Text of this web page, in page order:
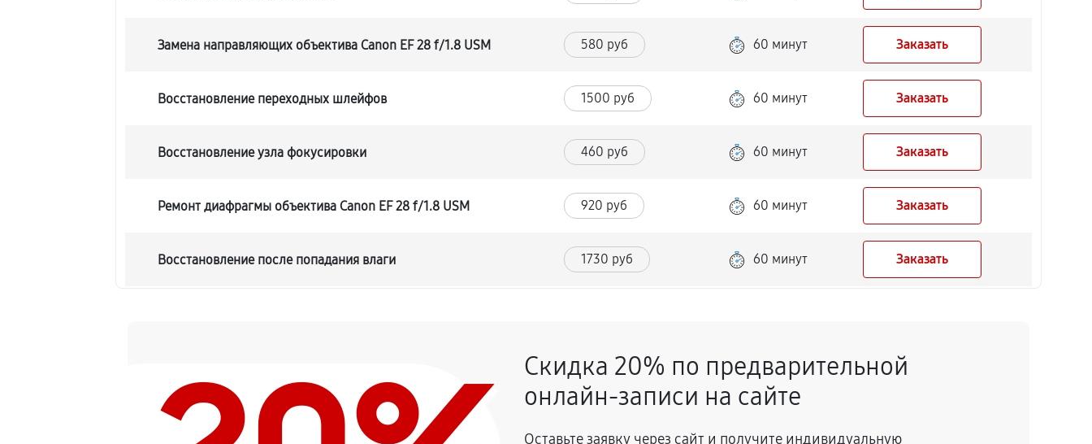
Замена направляющих объектива Canon EF 28 f/1.8 USM 580 руб 60 минут Заказать
Восстановление переходных шлейфов 1500 руб 60 минут Заказать
Восстановление узла фокусировки 460 руб 60 минут Заказать
Ремонт диафрагмы объектива Canon EF 28 f/1.8 USM 920 руб 60 минут Заказать
Восстановление после попадания влаги 1730 руб 60 минут Заказать
460 руб 60 минут Заказать
Обновление ПО объектива Canon EF 28 f/1.8 USM
Скидка 20% по предварительной
онлайн-записи на сайте
Оставьте заявку через сайт и получите индивидуальную